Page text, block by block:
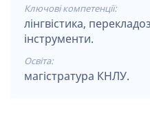
Ключові компетенції:
лінгвістика,
інструменти.
Освіта:
магістратура КНЛУ.